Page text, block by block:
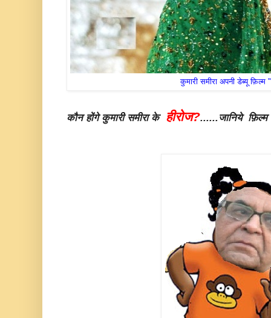
कुमारी समीरा अपनी डेब्यू
कौन होंगे कुमारी समीरा के हीरोज?......जानिये